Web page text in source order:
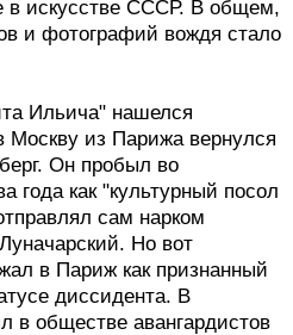
в искусстве СССР. В общем,
и фотографий вождя стало
Ильича" нашелся
Москву из Парижа вернулся
Он пробыл во
года как "культурный посол
сам нарком
Но вот
в Париж как признанный
диссидента. В
в обществе авангардистов